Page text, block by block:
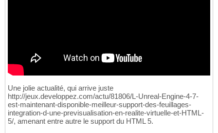
Une jolie actualité, qui arrive juste
http://jeux.developpez.com/actu/81806/L-Unreal-Engine-4-7-
est-maintenant-disponible-meilleur-support-des-feuillages-
integration-d-une-previsualisation-en-realite-virtuelle-et-HTML-
5/, amenant entre autre le support du HTML 5.